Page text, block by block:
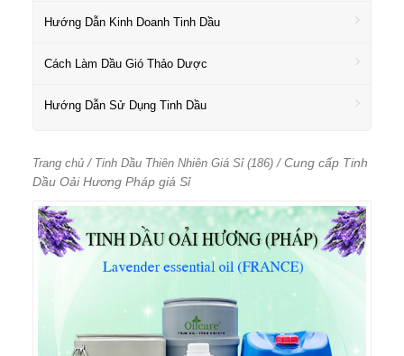
Hướng Dẫn Kinh Doanh Tinh Dầu
Cách Làm Dầu Gió Thảo Dược
Hướng Dẫn Sử Dụng Tinh Dầu
Trang chủ / Tinh Dầu Thiên Nhiên Giá Sỉ (186) / Cung cấp Tinh
Dầu Oải Hương Pháp giá Sỉ